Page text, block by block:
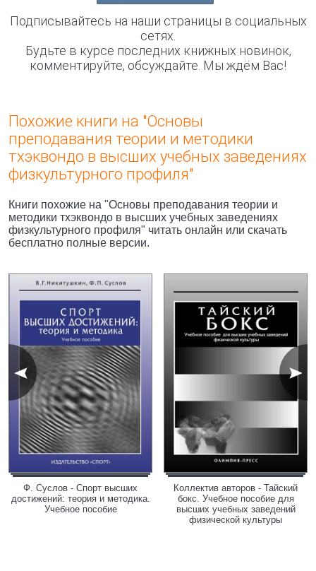
Подписывайтесь на наши страницы в социальных
сетях.
Будьте в курсе последних книжных новинок,
комментируйте, обсуждайте. Мы ждём Вас!
Похожие книги на "Основы
преподавания теории и методики
тхэквондо в высших учебных заведениях
физкультурного профиля"
Книги похожие на "Основы преподавания теории и
методики тхэквондо в высших учебных заведениях
физкультурного профиля" читать онлайн или скачать
бесплатно полные версии.
Ф. Суслов - Спорт высших
достижений: теория и методика.
Учебное пособие
Коллектив авторов - Тайский
бокс. Учебное пособие для
высших учебных заведений
физической культуры